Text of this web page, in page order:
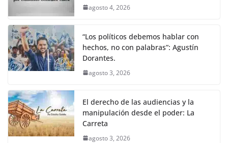
agosto 4, 2026
“Los políticos debemos hablar con
hechos, no con palabras”: Agustín
Dorantes.
agosto 3, 2026
El derecho de las audiencias y la
manipulación desde el poder: La
Carreta
agosto 3, 2026